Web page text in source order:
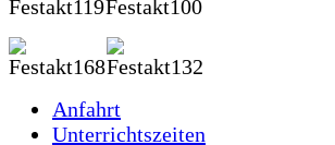
Anfahrt
Unterrichtszeiten